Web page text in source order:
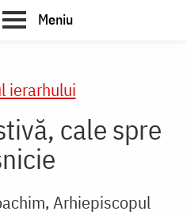
Meniu
ierarhului
cale spre
Arhiepiscopul